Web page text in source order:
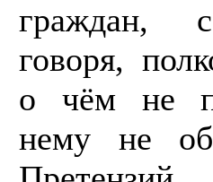
граждан,
говоря,
о чём не
нему не